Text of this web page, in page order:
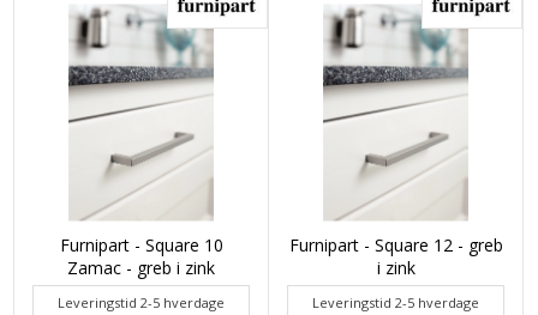
Furnipart - Square 10
Zamac - greb i zink
Leveringstid 2-5 hverdage
Furnipart - Square 12 - greb
i zink
Leveringstid 2-5 hverdage